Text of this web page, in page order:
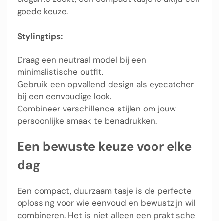
goede keuze.
Stylingtips:
Draag een neutraal model bij een
minimalistische outfit.
Gebruik een opvallend design als eyecatcher
bij een eenvoudige look.
Combineer verschillende stijlen om jouw
persoonlijke smaak te benadrukken.
Een bewuste keuze voor elke
dag
Een compact, duurzaam tasje is de perfecte
oplossing voor wie eenvoud en bewustzijn wil
combineren. Het is niet alleen een praktische